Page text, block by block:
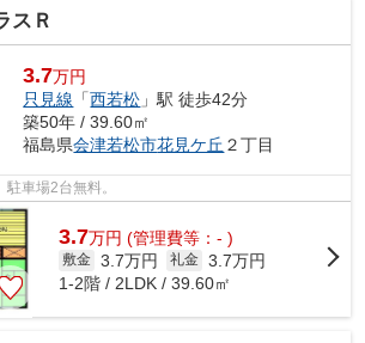
スＲ
3.7万円
只見線 「西若松 」駅 徒歩42分
築50年 / 39.60㎡
福島県会津若松市花見ケ丘 ２丁目
車場2台無料。
3.7万円 (管理費等：- )
敷金 3.7万円 礼金 3.7万円
1-2階 / 2LDK / 39.60㎡